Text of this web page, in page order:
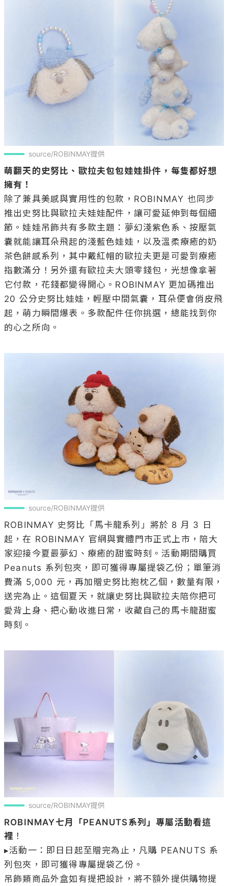
source/ROBINMAY提供
萌翻天的史努比、歐拉夫包包娃娃掛件，每隻都好想
擁有！
除了兼具美感與實用性的包款，ROBINMAY 也同步
推出史努比與歐拉夫娃娃配件，讓可愛延伸到每個細
節。娃娃吊飾共有多款主題：夢幻淺紫色系、按壓氣
囊就能讓耳朵飛起的淺藍色娃娃，以及溫柔療癒的奶
茶色餅感系列，其中戴紅帽的歐拉夫更是可愛到療癒
指數滿分！另外還有歐拉夫大頭零錢包，光想像拿著
它付款，花錢都變得開心。ROBINMAY 更加碼推出
20 公分史努比娃娃，輕壓中間氣囊，耳朵便會俏皮飛
起，萌力瞬間爆表。多款配件任你挑選，總能找到你
的心之所向。
source/ROBINMAY提供
ROBINMAY 史努比「馬卡龍系列」將於 8 月 3 日
起，在 ROBINMAY 官網與實體門市正式上市，陪大
家迎接今夏最夢幻、療癒的甜蜜時刻。活動期間購買
Peanuts 系列包夾，即可獲得專屬提袋乙份；單筆消
費滿 5,000 元，再加贈史努比抱枕乙個，數量有限，
送完為止。這個夏天，就讓史努比與歐拉夫陪你把可
愛背上身、把心動收進日常，收藏自己的馬卡龍甜蜜
時刻。
source/ROBINMAY提供
ROBINMAY七月「PEANUTS系列」專屬活動看這
裡 ！
▸活動一：即日日起至贈完為止，凡購 PEANUTS 系
列包夾，即可獲得專屬提袋乙份。
吊飾類商品外盒如有提把設計，將不額外提供購物提